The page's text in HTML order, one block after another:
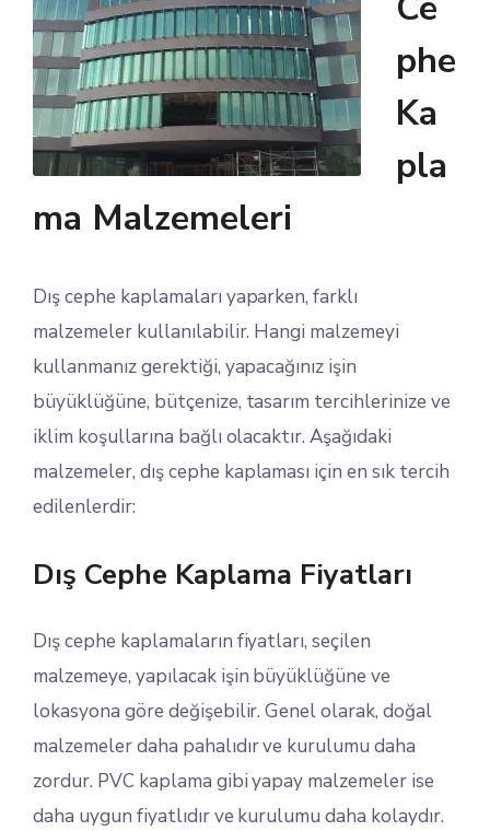
phe
Ka
pla
ma Malzemeleri
Dış cephe kaplamaları yaparken, farklı
malzemeler kullanılabilir. Hangi malzemeyi
kullanmanız gerektiği, yapacağınız işin
büyüklüğüne, bütçenize, tasarım tercihlerinize ve
iklim koşullarına bağlı olacaktır. Aşağıdaki
malzemeler, dış cephe kaplaması için en sık tercih
edilenlerdir:
Dış Cephe Kaplama Fiyatları
Dış cephe kaplamaların fiyatları, seçilen
malzemeye, yapılacak işin büyüklüğüne ve
lokasyona göre değişebilir. Genel olarak, doğal
malzemeler daha pahalıdır ve kurulumu daha
zordur. PVC kaplama gibi yapay malzemeler ise
daha uygun fiyatlıdır ve kurulumu daha kolaydır.